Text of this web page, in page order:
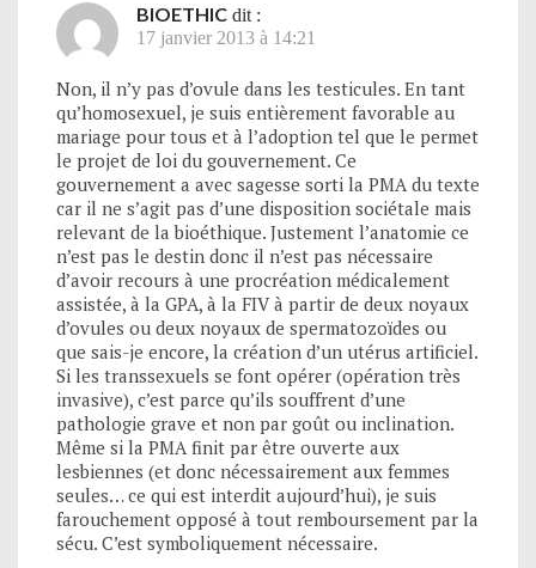
BIOETHIC dit :
17 janvier 2013 à 14:21
Non, il n’y pas d’ovule dans les testicules. En tant
qu’homosexuel, je suis entièrement favorable au
mariage pour tous et à l’adoption tel que le permet
le projet de loi du gouvernement. Ce
gouvernement a avec sagesse sorti la PMA du texte
car il ne s’agit pas d’une disposition sociétale mais
relevant de la bioéthique. Justement l’anatomie ce
n’est pas le destin donc il n’est pas nécessaire
d’avoir recours à une procréation médicalement
assistée, à la GPA, à la FIV à partir de deux noyaux
d’ovules ou deux noyaux de spermatozoïdes ou
que sais-je encore, la création d’un utérus artificiel.
Si les transsexuels se font opérer (opération très
invasive), c’est parce qu’ils souffrent d’une
pathologie grave et non par goût ou inclination.
Même si la PMA finit par être ouverte aux
lesbiennes (et donc nécessairement aux femmes
seules… ce qui est interdit aujourd’hui), je suis
farouchement opposé à tout remboursement par la
sécu. C’est symboliquement nécessaire.